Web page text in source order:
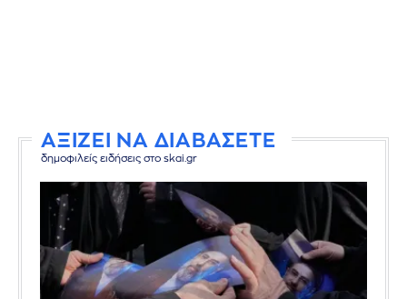
ΑΞΙΖΕΙ ΝΑ ΔΙΑΒΑΣΕΤΕ
δημοφιλείς ειδήσεις στο skai.gr